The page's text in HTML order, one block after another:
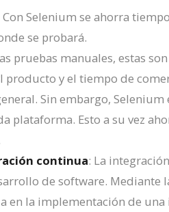
Con Selenium se ahorra
se probará.
pruebas manuales, estas
y el tiempo de
Sin embargo,
plataforma. Esto a su vez
continua: La
de software. Mediante
en la implementación de